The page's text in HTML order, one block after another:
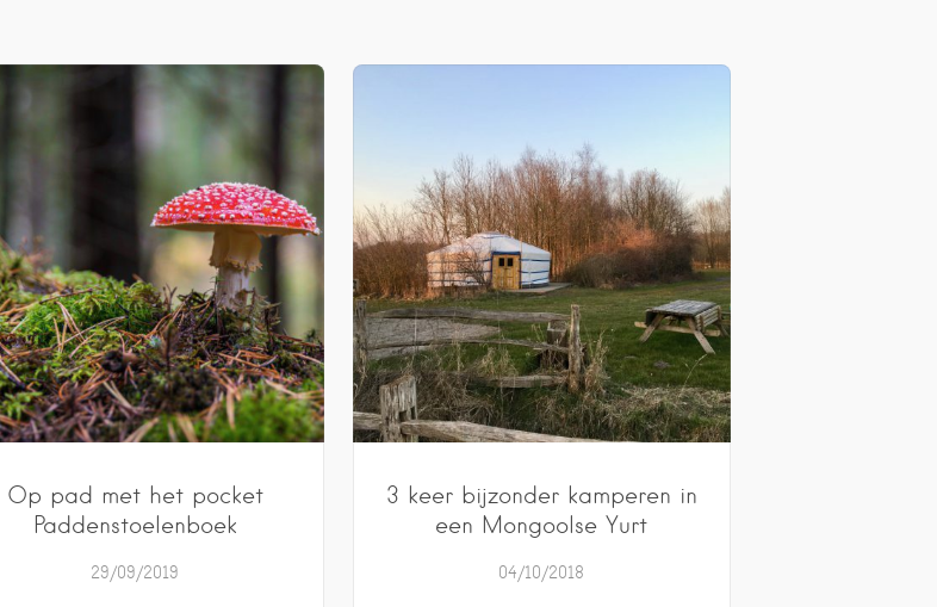
Op pad met het pocket
Paddenstoelenboek
3 keer bijzonder kamperen in
een Mongoolse Yurt